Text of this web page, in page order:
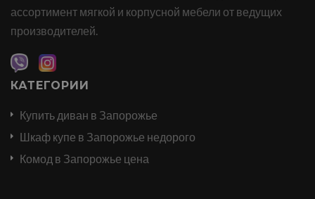
ассортимент мягкой и корпусной мебели от ведущих
производителей.
КАТЕГОРИИ
Купить диван в Запорожье
Шкаф купе в Запорожье недорого
Комод в Запорожье цена